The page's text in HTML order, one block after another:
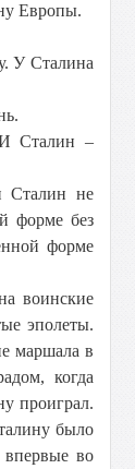
Европы.
У Сталина
И Сталин –
Сталин не
форме без
форме
воинские
эполеты.
маршала в
когда
проиграл.
было
во